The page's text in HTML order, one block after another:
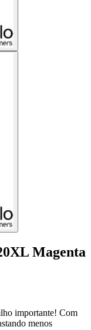
Magenta
importante! Com
menos